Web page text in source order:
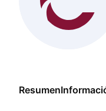
Resumen